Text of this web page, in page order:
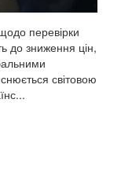
перевірки
до зниження цін,
світовою